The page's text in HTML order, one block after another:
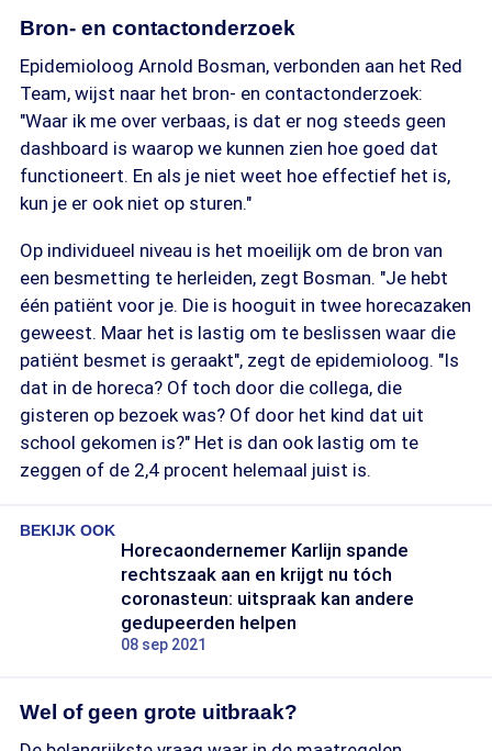
Bron- en contactonderzoek
Epidemioloog Arnold Bosman, verbonden aan het Red
Team, wijst naar het bron- en contactonderzoek:
"Waar ik me over verbaas, is dat er nog steeds geen
dashboard is waarop we kunnen zien hoe goed dat
functioneert. En als je niet weet hoe effectief het is,
kun je er ook niet op sturen."
Op individueel niveau is het moeilijk om de bron van
een besmetting te herleiden, zegt Bosman. "Je hebt
één patiënt voor je. Die is hooguit in twee horecazaken
geweest. Maar het is lastig om te beslissen waar die
patiënt besmet is geraakt", zegt de epidemioloog. "Is
dat in de horeca? Of toch door die collega, die
gisteren op bezoek was? Of door het kind dat uit
school gekomen is?" Het is dan ook lastig om te
zeggen of de 2,4 procent helemaal juist is.
BEKIJK OOK
Horecaondernemer Karlijn spande
rechtszaak aan en krijgt nu tóch
coronasteun: uitspraak kan andere
gedupeerden helpen
08 sep 2021
Wel of geen grote uitbraak?